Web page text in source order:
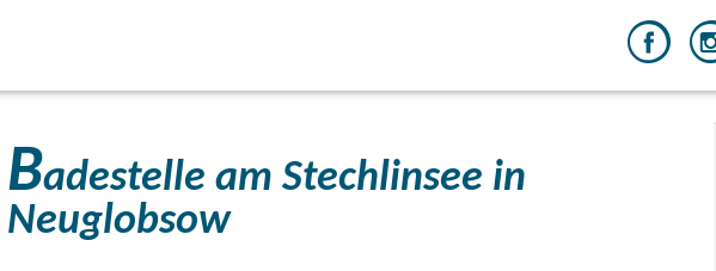
Badestelle am Stechlinsee in
Neuglobsow